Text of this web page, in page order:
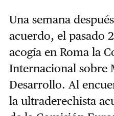
Una semana
acuerdo, el pasado
acogía en Roma la
Internacional sobre
Desarrollo. Al
la ultraderechista